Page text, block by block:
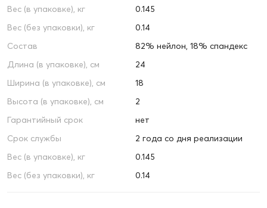
Вес (в упаковке), кг
0.145
Вес (без упаковки), кг
0.14
Состав
82% нейлон, 18% спандекс
Длина (в упаковке), см
24
Ширина (в упаковке), см
18
Высота (в упаковке), см
2
Гарантийный срок
нет
Срок службы
2 года со дня реализации
Вес (в упаковке), кг
0.145
Вес (без упаковки), кг
0.14